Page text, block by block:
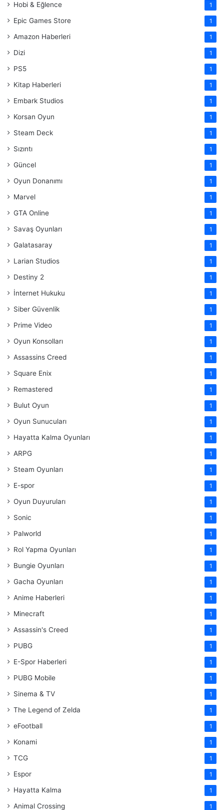
Hobi & Eğlence 1
Epic Games Store 1
Amazon Haberleri 1
Dizi 1
PS5 1
Kitap Haberleri 1
Embark Studios 1
Korsan Oyun 1
Steam Deck 1
Sızıntı 1
Güncel 1
Oyun Donanımı 1
Marvel 1
GTA Online 1
Savaş Oyunları 1
Galatasaray 1
Larian Studios 1
Destiny 2 1
İnternet Hukuku 1
Siber Güvenlik 1
Prime Video 1
Oyun Konsolları 1
Assassins Creed 1
Square Enix 1
Remastered 1
Bulut Oyun 1
Oyun Sunucuları 1
Hayatta Kalma Oyunları 1
ARPG 1
Steam Oyunları 1
E-spor 1
Oyun Duyuruları 1
Sonic 1
Palworld 1
Rol Yapma Oyunları 1
Bungie Oyunları 1
Gacha Oyunları 1
Anime Haberleri 1
Minecraft 1
Assassin's Creed 1
PUBG 1
E-Spor Haberleri 1
PUBG Mobile 1
Sinema & TV 1
The Legend of Zelda 1
eFootball 1
Konami 1
TCG 1
Espor 1
Hayatta Kalma 1
Animal Crossing 1